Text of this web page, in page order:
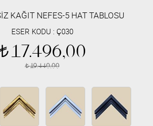
KAĞIT NEFES-5 HAT TABLOSU
ESER KODU : Ç030
17.496,00
t19.440,00